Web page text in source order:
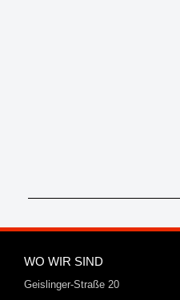
WO WIR SIND
Geislinger-Straße 20